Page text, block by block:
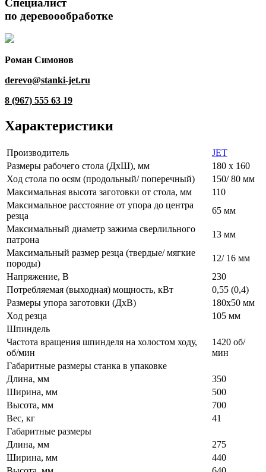
по деревоообработке
Роман Симонов
derevo@stanki-jet.ru
8 (967) 555 63 19
Характеристики
Производитель
JET
Размеры рабочего стола (ДхШ), мм
180 х 160
Ход стола по осям (продольный/ поперечный)
150/ 80 мм
Максимальная высота заготовки от стола, мм
110
Максимальное расстояние от упора до центра
резца
65 мм
Максимальный диаметр зажима сверлильного
патрона
13 мм
Максимальный размер резца (твердые/ мягкие
породы)
12/ 16 мм
Напряжение, В
230
Потребляемая (выходная) мощность, кВт
0,55 (0,4)
Размеры упора заготовки (ДхВ)
180х50 мм
Ход резца
105 мм
Шпиндель
Частота вращения шпинделя на холостом ходу,
об/мин
1420 об/
мин
Габаритные размеры станка в упаковке
Длина, мм
350
Ширина, мм
500
Высота, мм
700
Вес, кг
41
Габаритные размеры
Длина, мм
275
Ширина, мм
440